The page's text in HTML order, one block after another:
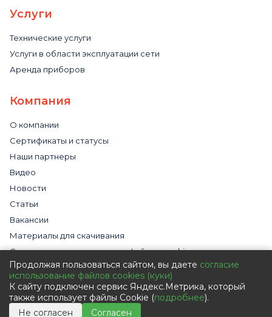
Услуги
Технические услуги
Услуги в области эксплуатации сети
Аренда приборов
Компания
О компании
Сертификаты и статусы
Наши партнеры
Видео
Новости
Статьи
Вакансии
Материалы для скачивания
Cогласие на использование файлов cookies
Обработка персональных данных с помощью сервиса
«Яндекс.Метрика»
Политика в отношении обработки персональных данных
Пользовательское соглашение
Продолжая пользоваться сайтом, вы даете согласие
использование файлов cookies (куки)
К сайту подключен сервис Яндекс.Метрика, который
также использует файлы Cookie (подробнее).
Не согласен
Согласен